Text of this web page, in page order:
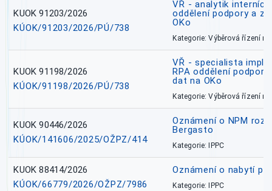
KUOK 91203/2026
KÚOK/91203/2026/PÚ/738
VŘ - analytik
oddělení podpory a
OKo
Kategorie: Výběrová řízení
KUOK 91198/2026
KÚOK/91198/2026/PÚ/738
VŘ - specialista
RPA oddělení
dat na OKo
Kategorie: Výběrová řízení
KUOK 90446/2026
KÚOK/141606/2025/OŽPZ/414
Oznámení o NPM
Bergasto
Kategorie: IPPC
KUOK 88414/2026
KÚOK/66779/2026/OŽPZ/7986
Oznámení o nabytí
Kategorie: IPPC